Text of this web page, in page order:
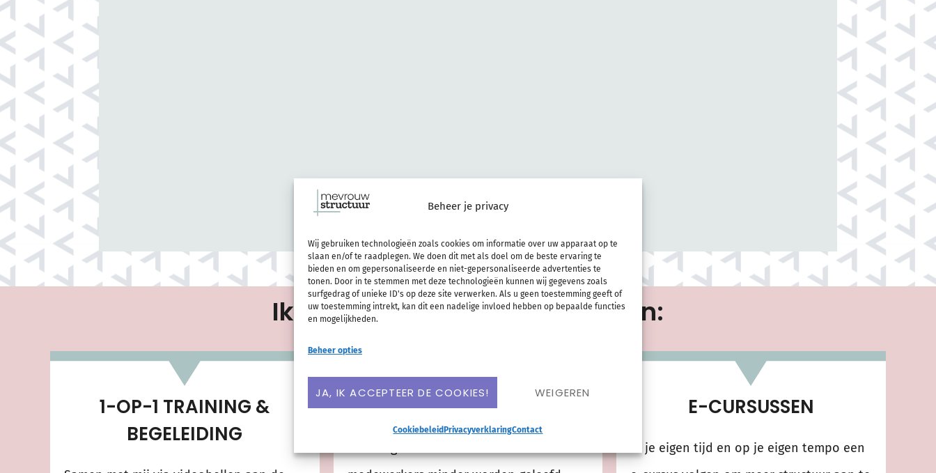
Beheer je privacy
Wij gebruiken technologieën zoals cookies om informatie over uw apparaat op te
slaan en/of te raadplegen. We doen dit met als doel om de beste ervaring te
bieden en om gepersonaliseerde en niet-gepersonaliseerde advertenties te
tonen. Door in te stemmen met deze technologieën kunnen wij gegevens zoals
surfgedrag of unieke ID's op deze site verwerken. Als u geen toestemming geeft of
uw toestemming intrekt, kan dit een nadelige invloed hebben op bepaalde functies
en mogelijkheden.
Beheer opties
JA, IK ACCEPTEER DE COOKIES! WEIGEREN
Cookiebeleid PrivacyverklaringContact
Ik kan je helpen op 3 manieren:
1-OP-1 TRAINING &
BEGELEIDING
INCOMPANY TRAINING E-CURSUSSEN
In je eigen tijd en op je eigen tempo een